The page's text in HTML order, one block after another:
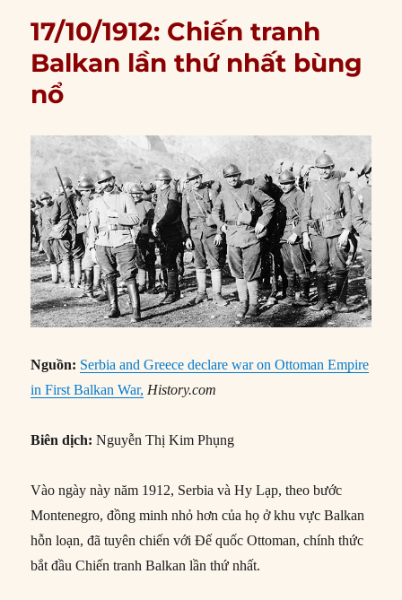
17/10/1912: Chiến tranh
Balkan lần thứ nhất bùng
nổ
Nguồn: Serbia and Greece declare war on Ottoman Empire
in First Balkan War, History.com
Biên dịch: Nguyễn Thị Kim Phụng
Vào ngày này năm 1912, Serbia và Hy Lạp, theo bước
Montenegro, đồng minh nhỏ hơn của họ ở khu vực Balkan
hỗn loạn, đã tuyên chiến với Đế quốc Ottoman, chính thức
bắt đầu Chiến tranh Balkan lần thứ nhất.